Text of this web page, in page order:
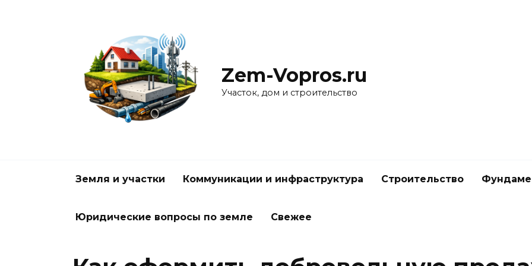
Zem-Vopros.ru
Участок, дом и строительство
Земля и участки Коммуникации и инфраструктура Строительство
Юридические вопросы по земле Свежее